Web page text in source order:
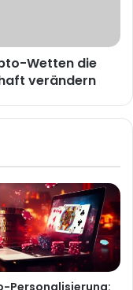
Wetten die
verändern